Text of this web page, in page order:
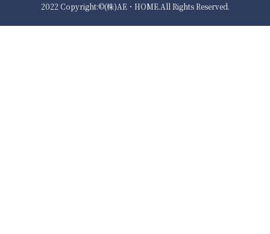
2022 Copyright:©(株)AE・HOME.All Rights Reserved.